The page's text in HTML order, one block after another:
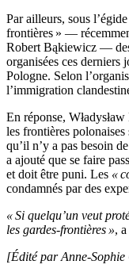
Par ailleurs, sous
frontières » —
Robert Bąkiewicz —
organisées ces derniers
Pologne. Selon
l’immigration
En réponse,
les frontières
qu’il n’y a pas besoin
a ajouté que se faire
et doit être puni. Les «
condamnés par des
« Si quelqu’un veut
les gardes-frontières »,
[Édité par Anne-Sophie